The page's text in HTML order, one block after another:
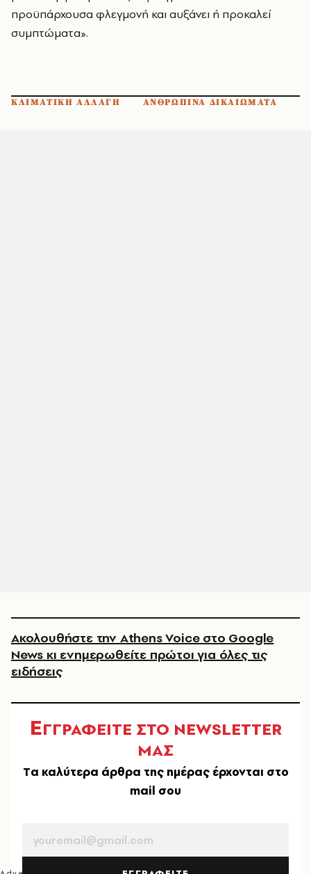
προϋπάρχουσα φλεγμονή και αυξάνει ή προκαλεί
συμπτώματα».
ΚΛΙΜΑΤΙΚΗ ΑΛΛΑΓΗ ΑΝΘΡΩΠΙΝΑ ΔΙΚΑΙΩΜΑΤΑ
Ακολουθήστε την Athens Voice στο Google
News κι ενημερωθείτε πρώτοι για όλες τις
ειδήσεις
ΕΓΓΡΑΦΕΙΤΕ ΣΤΟ NEWSLETTER
ΜΑΣ
Tα καλύτερα άρθρα της ημέρας έρχονται στο
mail σου